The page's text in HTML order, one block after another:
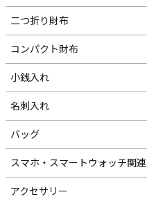
二つ折り財布
コンパクト財布
小銭入れ
名刺入れ
バッグ
スマホ・スマートウォッチ関連
アクセサリー